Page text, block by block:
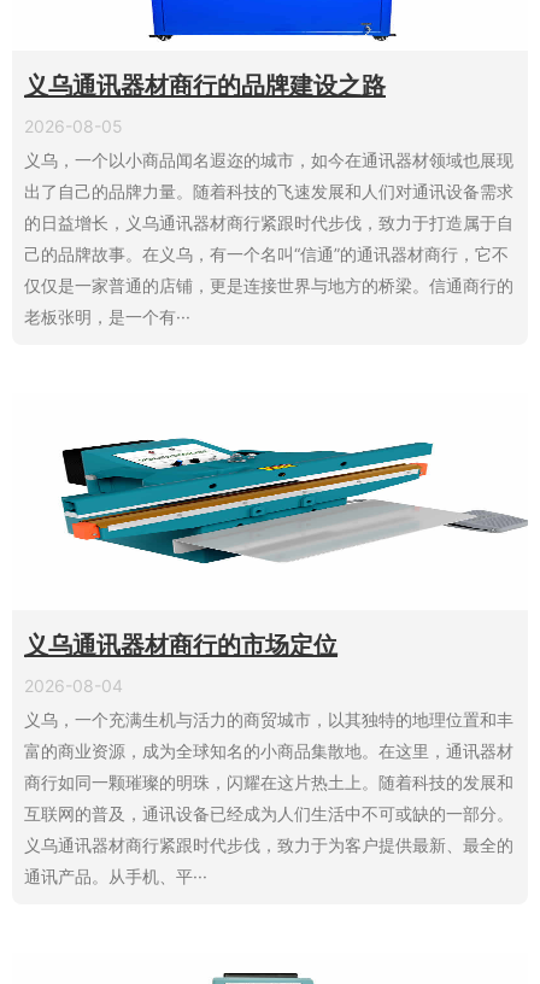
义乌通讯器材商行的品牌建设之路
2026-08-05
义乌，一个以小商品闻名遐迩的城市，如今在通讯器材领域也展现
出了自己的品牌力量。随着科技的飞速发展和人们对通讯设备需求
的日益增长，义乌通讯器材商行紧跟时代步伐，致力于打造属于自
己的品牌故事。在义乌，有一个名叫“信通”的通讯器材商行，它不
仅仅是一家普通的店铺，更是连接世界与地方的桥梁。信通商行的
老板张明，是一个有···
义乌通讯器材商行的市场定位
2026-08-04
义乌，一个充满生机与活力的商贸城市，以其独特的地理位置和丰
富的商业资源，成为全球知名的小商品集散地。在这里，通讯器材
商行如同一颗璀璨的明珠，闪耀在这片热土上。随着科技的发展和
互联网的普及，通讯设备已经成为人们生活中不可或缺的一部分。
义乌通讯器材商行紧跟时代步伐，致力于为客户提供最新、最全的
通讯产品。从手机、平···